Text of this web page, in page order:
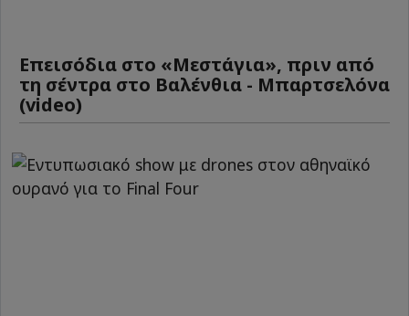
Επεισόδια στο «Μεστάγια», πριν από
τη σέντρα στο Βαλένθια - Μπαρτσελόνα
(video)